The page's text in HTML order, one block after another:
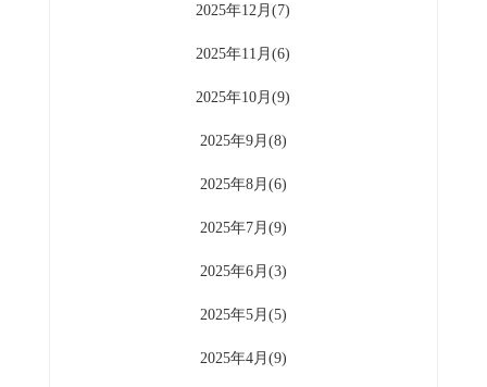
2025年12月(7)
2025年11月(6)
2025年10月(9)
2025年9月(8)
2025年8月(6)
2025年7月(9)
2025年6月(3)
2025年5月(5)
2025年4月(9)